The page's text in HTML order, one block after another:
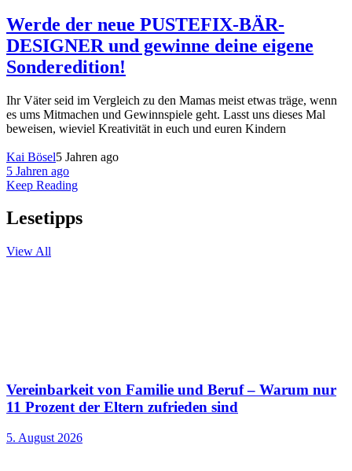
Werde der neue PUSTEFIX-BÄR-
DESIGNER und gewinne deine eigene
Sonderedition!
Ihr Väter seid im Vergleich zu den Mamas meist etwas träge, wenn
es ums Mitmachen und Gewinnspiele geht. Lasst uns dieses Mal
beweisen, wieviel Kreativität in euch und euren Kindern
Kai Bösel5 Jahren ago
5 Jahren ago
Keep Reading
Lesetipps
View All
Vereinbarkeit von Familie und Beruf – Warum nur
11 Prozent der Eltern zufrieden sind
5. August 2026